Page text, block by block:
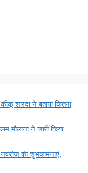
शारदा ने बताया कितना
मौलाना ने जारी किया
की शुभकामनाएं,